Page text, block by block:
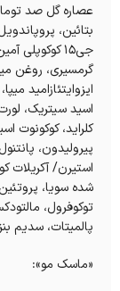
عصاره گل صد
بتائین،
ایزوایتئازامید
کلراید، کوکونوت
پیرولیدون،
استیرن/ آکریلات
شده سویا،
توکوفرول،
پالمیتات، سدیم
«ماسک مو»: